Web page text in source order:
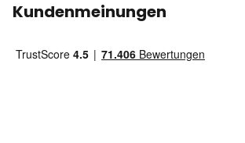
Kundenmeinungen